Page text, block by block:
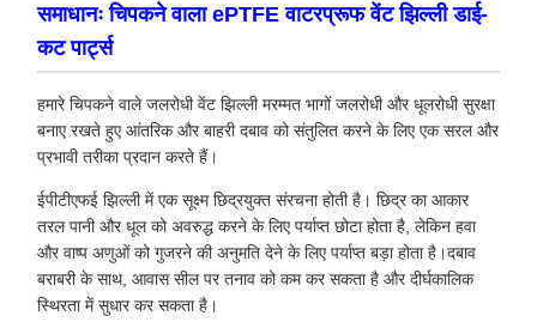
समाधानः चिपकने वाला ePTFE वाटरप्रूफ वेंट झिल्ली डाई-
कट पार्ट्स
हमारे चिपकने वाले जलरोधी वेंट झिल्ली मरम्मत भागों जलरोधी और धूलरोधी सुरक्षा
बनाए रखते हुए आंतरिक और बाहरी दबाव को संतुलित करने के लिए एक सरल और
प्रभावी तरीका प्रदान करते हैं।
ईपीटीएफई झिल्ली में एक सूक्ष्म छिद्रयुक्त संरचना होती है। छिद्र का आकार
तरल पानी और धूल को अवरुद्ध करने के लिए पर्याप्त छोटा होता है, लेकिन हवा
और वाष्प अणुओं को गुजरने की अनुमति देने के लिए पर्याप्त बड़ा होता है।दबाव
बराबरी के साथ, आवास सील पर तनाव को कम कर सकता है और दीर्घकालिक
स्थिरता में सुधार कर सकता है।